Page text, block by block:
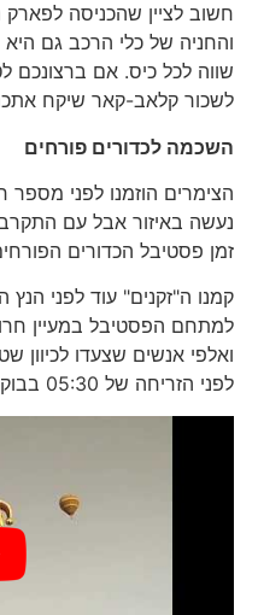
חשוב לציין שהכניסה לפארק
והחניה של כלי הרכב גם היא
שווה לכל כיס. אם ברצונכם
לשכור קלאב-קאר שיקח אתכם
השכמה לכדורים פורחים
הצימרים הוזמנו לפני מספר
נעשה באיזור אבל עם התקרב
זמן פסטיבל הכדורים הפורחים
קמנו ה"זקנים" עוד לפני הנץ
למתחם הפסטיבל במעיין
ואלפי אנשים שצעדו לכיוון
לפני הזריחה של 05:30 בבוקר.